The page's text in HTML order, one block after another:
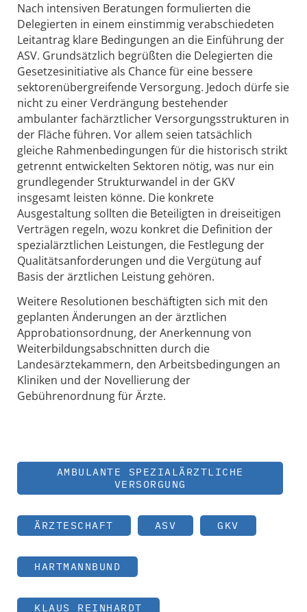
Nach intensiven Beratungen formulierten die
Delegierten in einem einstimmig verabschiedeten
Leitantrag klare Bedingungen an die Einführung der
ASV. Grundsätzlich begrüßten die Delegierten die
Gesetzesinitiative als Chance für eine bessere
sektorenübergreifende Versorgung. Jedoch dürfe sie
nicht zu einer Verdrängung bestehender
ambulanter fachärztlicher Versorgungsstrukturen in
der Fläche führen. Vor allem seien tatsächlich
gleiche Rahmenbedingungen für die historisch strikt
getrennt entwickelten Sektoren nötig, was nur ein
grundlegender Strukturwandel in der GKV
insgesamt leisten könne. Die konkrete
Ausgestaltung sollten die Beteiligten in dreiseitigen
Verträgen regeln, wozu konkret die Definition der
spezialärztlichen Leistungen, die Festlegung der
Qualitätsanforderungen und die Vergütung auf
Basis der ärztlichen Leistung gehören.
Weitere Resolutionen beschäftigten sich mit den
geplanten Änderungen an der ärztlichen
Approbationsordnung, der Anerkennung von
Weiterbildungsabschnitten durch die
Landesärztekammern, den Arbeitsbedingungen an
Kliniken und der Novellierung der
Gebührenordnung für Ärzte.
AMBULANTE SPEZIALÄRZTLICHE
VERSORGUNG
ÄRZTESCHAFT ASV GKV
HARTMANNBUND
KLAUS REINHARDT